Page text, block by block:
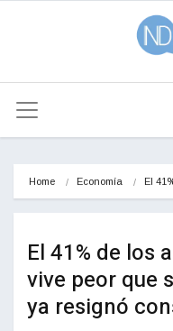
Home Economía El
El 41% de los
vive peor que
ya resignó